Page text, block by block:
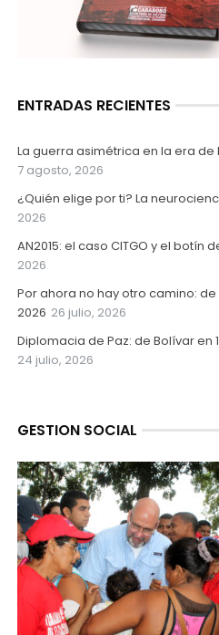
ENTRADAS RECIENTES
La guerra asimétrica en la era
7 agosto, 2026
¿Quién elige por ti? La
2026
AN2015: el caso CITGO y el botín
2026
Por ahora no hay otro camino:
2026 26 julio, 2026
Diplomacia de Paz: de Bolívar en
24 julio, 2026
GESTION SOCIAL